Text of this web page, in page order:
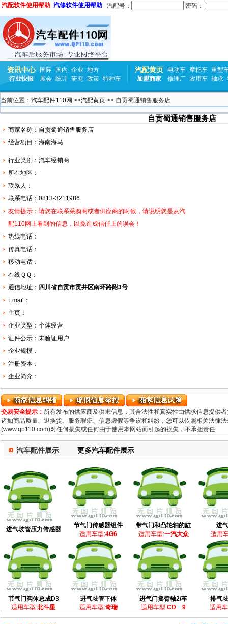
汽配软件使用帮助 汽修软件使用帮助 汽配号： 密码：
资讯中心 国际 国内 企业 地方
行业快报
展会 统计 研究 政策 特种车
汽配黄页 电动车 摩托车 重型
加盟商家
修理厂 农用车 轴承
当前位置： 汽车配件110网 >>汽配黄页 >> 自贡蜀通销售服务店
自贡蜀通销售服务店
商家名称：自贡蜀通销售服务店
经营项目：海南海马
行业类别：汽车经销商
所在地区：-
联系人：
联系电话：0813-3211986
友情提示：请您在联系采购商或者供应商的时候，请说明您是从汽
配110网上看到的信息，以免造成信任上的误会！
热线电话：
传真电话：
移动电话：
在线ＱＱ：
通信地址： 四川省自贡市贡井区南环路附3号
Email：
主页：
企业类型：个体经营
证件公示：未验证用户
企业规模：
注册资本：
企业简介：
交易安全提示： 所有发布的供应商及供求信息，其合法性和真实性由供求信息提供
诸如商品质量、退换货、服务瑕疵、信息虚假等争议和纠纷，您可以依照相关法律
(www.qp110.com)对任何损失或任何由于使用本网站而引起的损失，不承担责任
汽车配件展示 更多汽车配件展示
进气歧管压力传感器
节气门传感器组件
适用车型:4G6
带气门和凸轮轴的缸
适用车型:一汽大众
进
适用
节气门阀体总成D3
适用车型:北斗星
进气歧管下体
适用车型:奇瑞
进气门摇臂轴2/车
适用车型:CD 9
排气
适用